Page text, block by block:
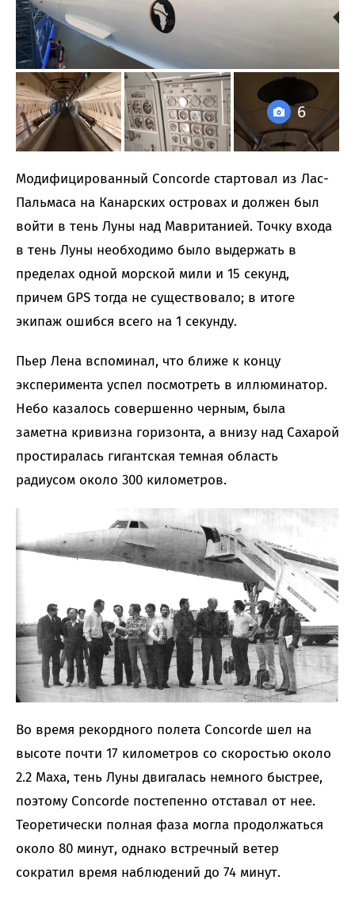
6
Модифицированный Concorde стартовал из Лас-
Пальмаса на Канарских островах и должен был
войти в тень Луны над Мавританией. Точку входа
в тень Луны необходимо было выдержать в
пределах одной морской мили и 15 секунд,
причем GPS тогда не существовало; в итоге
экипаж ошибся всего на 1 секунду.
Пьер Лена вспоминал, что ближе к концу
эксперимента успел посмотреть в иллюминатор.
Небо казалось совершенно черным, была
заметна кривизна горизонта, а внизу над Сахарой
простиралась гигантская темная область
радиусом около 300 километров.
Во время рекордного полета Concorde шел на
высоте почти 17 километров со скоростью около
2.2 Маха, тень Луны двигалась немного быстрее,
поэтому Concorde постепенно отставал от нее.
Теоретически полная фаза могла продолжаться
около 80 минут, однако встречный ветер
сократил время наблюдений до 74 минут.